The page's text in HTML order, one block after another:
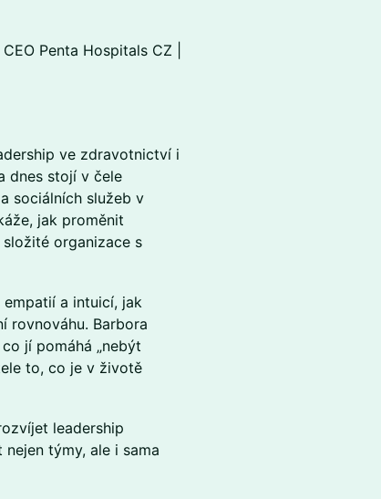
CEO Penta Hospitals CZ |
ve zdravotnictví i
dnes stojí v čele
sociálních služeb v
jak proměnit
organizace s
a intuicí, jak
rovnováhu. Barbora
jí pomáhá „nebýt
to, co je v životě
leadership
týmy, ale i sama